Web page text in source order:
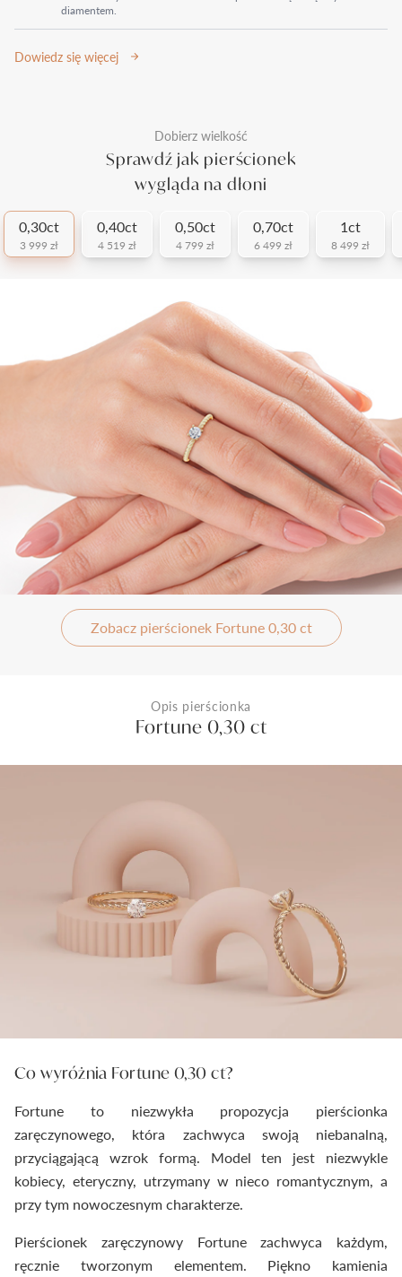
diamentem.
Dowiedz się więcej
Dobierz wielkość
Sprawdź jak pierścionek
wygląda na dłoni
0,30ct
3 999 zł
0,40ct
4 519 zł
0,50ct
4 799 zł
0,70ct
6 499 zł
1ct
8 499 zł
Zobacz pierścionek Fortune 0,30 ct
Opis pierścionka
Fortune 0,30 ct
Co wyróżnia Fortune 0,30 ct?
Fortune to niezwykła propozycja pierścionka
zaręczynowego, która zachwyca swoją niebanalną,
przyciągającą wzrok formą. Model ten jest niezwykle
kobiecy, eteryczny, utrzymany w nieco romantycznym, a
przy tym nowoczesnym charakterze.
Pierścionek zaręczynowy Fortune zachwyca każdym,
ręcznie tworzonym elementem. Piękno kamienia